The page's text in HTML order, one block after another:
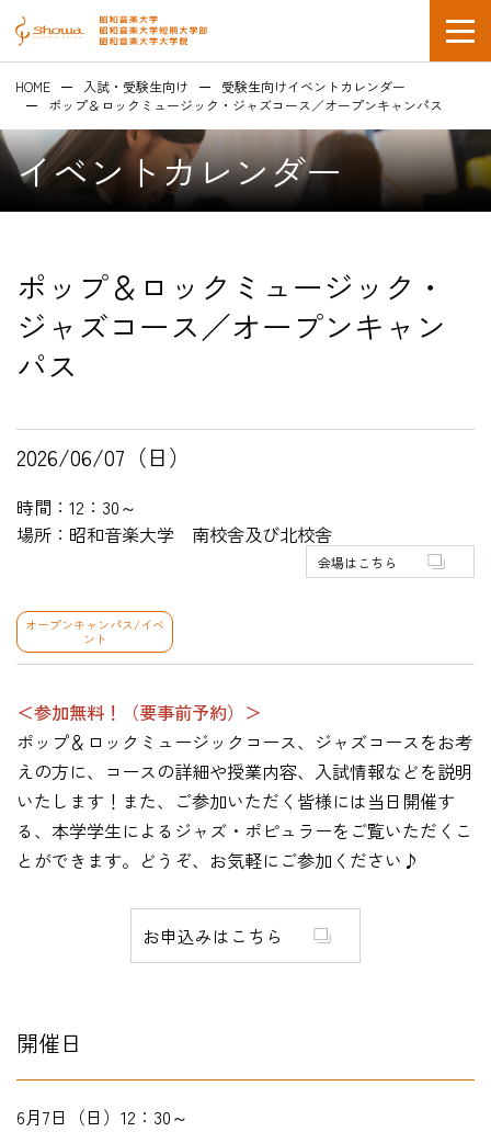
企業採用担当の方
学科・コース
大学院
修士・博士
演奏会・公演・講座
キャリア・就職
HOME 入試・受験生向け
受験生向けイベントカレンダー
ポップ＆ロックミュージック・ジャズコース／オープンキャンパス
イベントカレンダー
ポップ＆ロックミュージック・
ジャズコース／オープンキャン
パス
2026/06/07（日）
時間：12：30～
場所：昭和音楽大学 南校舎及び北校舎
会場はこちら
オープンキャンパス/イベ
ント
＜参加無料！（要事前予約）＞
ポップ＆ロックミュージックコース、ジャズコースをお考
えの方に、コースの詳細や授業内容、入試情報などを説明
いたします！また、ご参加いただく皆様には当日開催す
る、本学学生によるジャズ・ポピュラーをご覧いただくこ
とができます。どうぞ、お気軽にご参加ください♪
お申込みはこちら
開催日
6月7日（日）12：30～